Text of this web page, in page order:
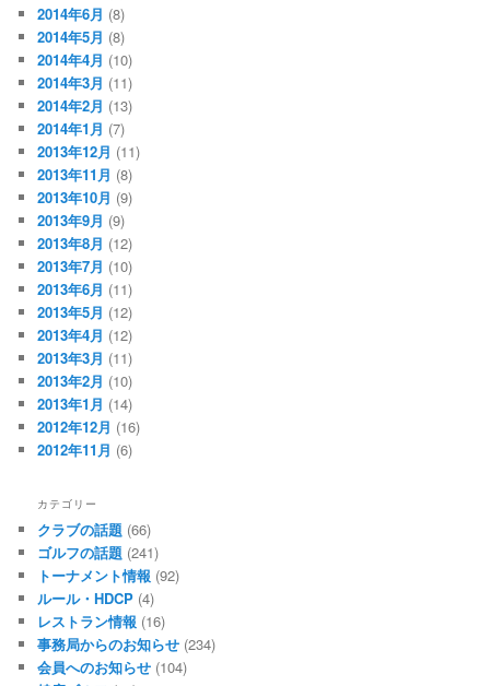
2014年6月 (8)
2014年5月 (8)
2014年4月 (10)
2014年3月 (11)
2014年2月 (13)
2014年1月 (7)
2013年12月 (11)
2013年11月 (8)
2013年10月 (9)
2013年9月 (9)
2013年8月 (12)
2013年7月 (10)
2013年6月 (11)
2013年5月 (12)
2013年4月 (12)
2013年3月 (11)
2013年2月 (10)
2013年1月 (14)
2012年12月 (16)
2012年11月 (6)
カテゴリー
クラブの話題 (66)
ゴルフの話題 (241)
トーナメント情報 (92)
ルール・HDCP (4)
レストラン情報 (16)
事務局からのお知らせ (234)
会員へのお知らせ (104)